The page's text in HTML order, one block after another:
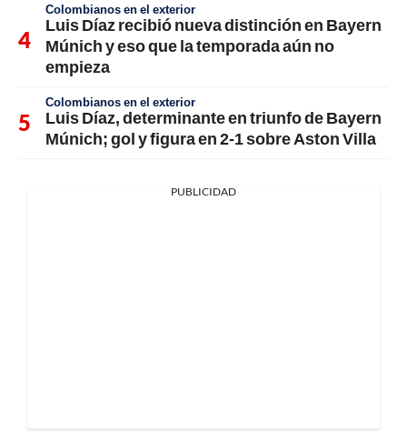
Colombianos en el exterior
Luis Díaz recibió nueva distinción en Bayern
Múnich y eso que la temporada aún no
empieza
Colombianos en el exterior
Luis Díaz, determinante en triunfo de Bayern
Múnich; gol y figura en 2-1 sobre Aston Villa
PUBLICIDAD